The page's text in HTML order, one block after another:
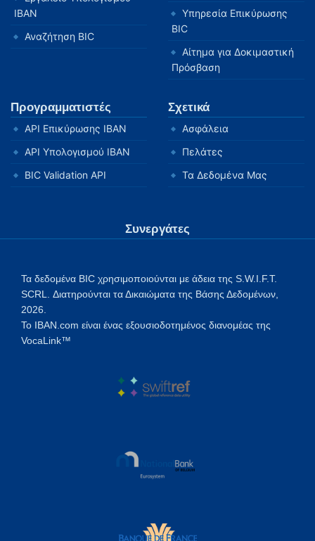
IBAN
Αναζήτηση BIC
Υπηρεσία Επικύρωσης
BIC
Αίτημα για Δοκιμαστική
Πρόσβαση
Προγραμματιστές
API Επικύρωσης IBAN
API Υπολογισμού IBAN
BIC Validation API
Σχετικά
Ασφάλεια
Πελάτες
Τα Δεδομένα Μας
Συνεργάτες
Τα δεδομένα BIC χρησιμοποιούνται με άδεια της S.W.I.F.T.
SCRL. Διατηρούνται τα Δικαιώματα της Βάσης Δεδομένων,
2026.
Το IBAN.com είναι ένας εξουσιοδοτημένος διανομέας της
VocaLink™